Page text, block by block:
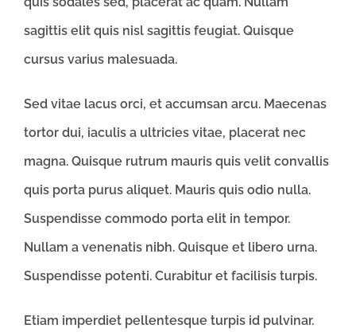
sagittis elit quis nisl sagittis feugiat. Quisque
cursus varius malesuada.
Sed vitae lacus orci, et accumsan arcu. Maecenas
tortor dui, iaculis a ultricies vitae, placerat nec
magna. Quisque rutrum mauris quis velit convallis
quis porta purus aliquet. Mauris quis odio nulla.
Suspendisse commodo porta elit in tempor.
Nullam a venenatis nibh. Quisque et libero urna.
Suspendisse potenti. Curabitur et facilisis turpis.
Etiam imperdiet pellentesque turpis id pulvinar.